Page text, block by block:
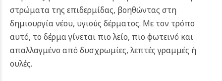
στρώματα της επιδερμίδας, βοηθώντας στη
δημιουργία νέου, υγιούς δέρματος. Με τον τρόπο
αυτό, το δέρμα γίνεται πιο λείο, πιο φωτεινό και
απαλλαγμένο από δυσχρωμίες, λεπτές γραμμές ή
ουλές.